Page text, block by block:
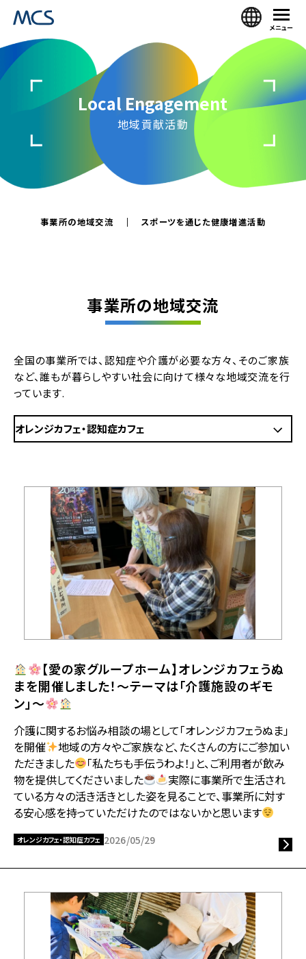
メニュー
Local Engagement
地域貢献活動
事業所の地域交流 スポーツを通じた健康増進活動
事業所の地域交流
全国の事業所では、認知症や介護が必要な方々、そのご家族
など、誰もが暮らしやすい社会に向けて様々な地域交流を行
っています.
【愛の家グループホーム】オレンジカフェうぬ
まを開催しました！〜テーマは「介護施設のギモ
ン」〜
介護に関するお悩み相談の場として「オレンジカフェうぬま」
を開催
地域の方々やご家族など、たくさんの方にご参加い
ただきました
「私たちも手伝うわよ！」と、ご利用者が飲み
物を提供してくださいました
実際に事業所で生活され
ている方々の活き活きとした姿を見ることで、事業所に対す
る安心感を持っていただけたのではないかと思います
オレンジカフェ・認知症カフェ 2026/05/29